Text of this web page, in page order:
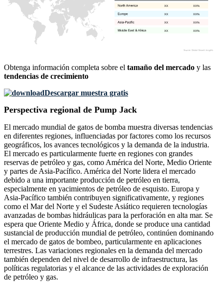
XX%
XX
XX%
XX
XX%
XX
XX%
XX
Obtenga información completa sobre el tamaño del mercado y las
tendencias de crecimiento
Descargar muestra gratis
Perspectiva regional de Pump Jack
El mercado mundial de gatos de bomba muestra diversas tendencias
en diferentes regiones, influenciadas por factores como los recursos
geográficos, los avances tecnológicos y la demanda de la industria.
El mercado es particularmente fuerte en regiones con grandes
reservas de petróleo y gas, como América del Norte, Medio Oriente
y partes de Asia-Pacífico. América del Norte lidera el mercado
debido a una importante producción de petróleo en tierra,
especialmente en yacimientos de petróleo de esquisto. Europa y
Asia-Pacífico también contribuyen significativamente, y regiones
como el Mar del Norte y el Sudeste Asiático requieren tecnologías
avanzadas de bombas hidráulicas para la perforación en alta mar. Se
espera que Oriente Medio y África, donde se produce una cantidad
sustancial de producción mundial de petróleo, continúen dominando
el mercado de gatos de bombeo, particularmente en aplicaciones
terrestres. Las variaciones regionales en la demanda del mercado
también dependen del nivel de desarrollo de infraestructura, las
políticas regulatorias y el alcance de las actividades de exploración
de petróleo y gas.